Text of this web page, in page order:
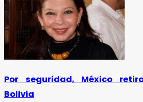
Por seguridad, México
Bolivia